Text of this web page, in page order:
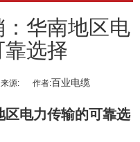
华南地区电
靠选择
来源: 作者:百业电缆
区电力传输的可靠选